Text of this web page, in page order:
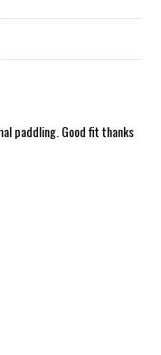
paddling. Good fit thanks